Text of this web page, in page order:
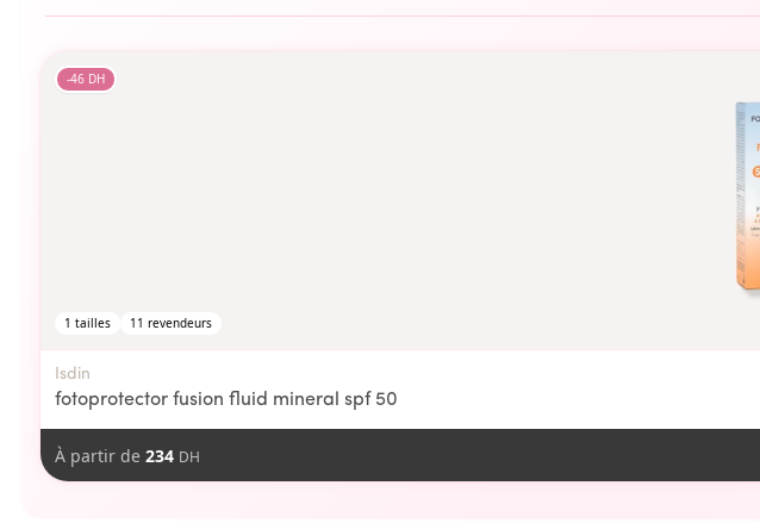
-46DH
1 tailles 11 revendeurs
Isdin
fotoprotector fusion fluid mineral spf 50
À partir de 234 DH